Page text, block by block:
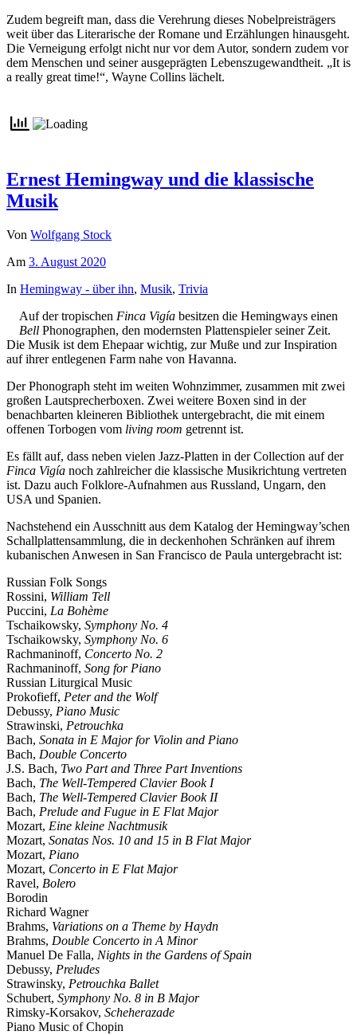
Zudem begreift man, dass die Verehrung dieses Nobelpreisträgers
weit über das Literarische der Romane und Erzählungen hinausgeht.
Die Verneigung erfolgt nicht nur vor dem Autor, sondern zudem vor
dem Menschen und seiner ausgeprägten Lebenszugewandtheit. „It is
a really great time!“, Wayne Collins lächelt.
Ernest Hemingway und die klassische
Musik
Von Wolfgang Stock
Am 3. August 2020
In Hemingway - über ihn, Musik, Trivia
Auf der tropischen Finca Vigía besitzen die Hemingways einen
Bell Phonographen, den modernsten Plattenspieler seiner Zeit.
Die Musik ist dem Ehepaar wichtig, zur Muße und zur Inspiration
auf ihrer entlegenen Farm nahe von Havanna.
Der Phonograph steht im weiten Wohnzimmer, zusammen mit zwei
großen Lautsprecherboxen. Zwei weitere Boxen sind in der
benachbarten kleineren Bibliothek untergebracht, die mit einem
offenen Torbogen vom living room getrennt ist.
Es fällt auf, dass neben vielen Jazz-Platten in der Collection auf der
Finca Vigía noch zahlreicher die klassische Musikrichtung vertreten
ist. Dazu auch Folklore-Aufnahmen aus Russland, Ungarn, den
USA und Spanien.
Nachstehend ein Ausschnitt aus dem Katalog der Hemingway’schen
Schallplattensammlung, die in deckenhohen Schränken auf ihrem
kubanischen Anwesen in San Francisco de Paula untergebracht ist:
Russian Folk Songs
Rossini, William Tell
Puccini, La Bohème
Tschaikowsky, Symphony No. 4
Tschaikowsky, Symphony No. 6
Rachmaninoff, Concerto No. 2
Rachmaninoff, Song for Piano
Russian Liturgical Music
Prokofieff, Peter and the Wolf
Debussy, Piano Music
Strawinski, Petrouchka
Bach, Sonata in E Major for Violin and Piano
Bach, Double Concerto
J.S. Bach, Two Part and Three Part Inventions
Bach, The Well-Tempered Clavier Book I
Bach, The Well-Tempered Clavier Book II
Bach, Prelude and Fugue in E Flat Major
Mozart, Eine kleine Nachtmusik
Mozart, Sonatas Nos. 10 and 15 in B Flat Major
Mozart, Piano
Mozart, Concerto in E Flat Major
Ravel, Bolero
Borodin
Richard Wagner
Brahms, Variations on a Theme by Haydn
Brahms, Double Concerto in A Minor
Manuel De Falla, Nights in the Gardens of Spain
Debussy, Preludes
Strawinsky, Petrouchka Ballet
Schubert, Symphony No. 8 in B Major
Rimsky-Korsakov, Scheherazade
Piano Music of Chopin